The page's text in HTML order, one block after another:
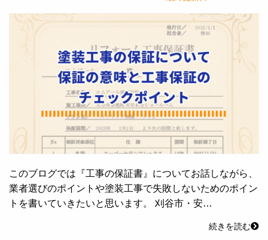
このブログでは『工事の保証書』についてお話しながら、
業者選びのポイントや塗装工事で失敗しないためのポイン
トを書いていきたいと思います。 刈谷市・安…
続きを読む